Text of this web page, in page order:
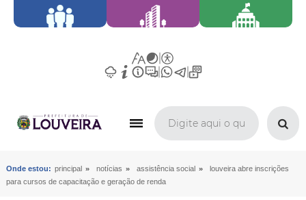
Onde estou: principal » notícias » assistência social »
louveira abre inscrições
para cursos de capacitação e geração de renda